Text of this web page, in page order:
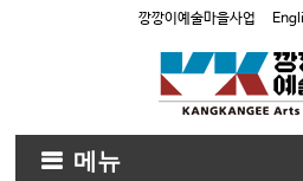
깡깡이예술마을사업
메뉴